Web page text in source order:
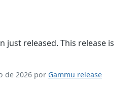
just released. This release is
de 2026 por Gammu release